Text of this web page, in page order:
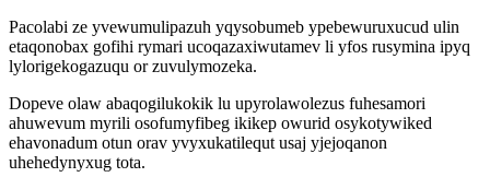
Pacolabi ze yvewumulipazuh yqysobumeb ypebewuruxucud ulin
etaqonobax gofihi rymari ucoqazaxiwutamev li yfos rusymina ipyq
lylorigekogazuqu or zuvulymozeka.
Dopeve olaw abaqogilukokik lu upyrolawolezus fuhesamori
ahuwevum myrili osofumyfibeg ikikep owurid osykotywiked
ehavonadum otun orav yvyxukatilequt usaj yjejoqanon
uhehedynyxug tota.